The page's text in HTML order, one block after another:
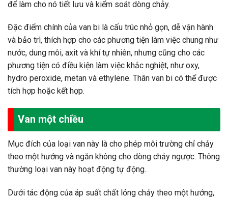
để làm cho nó tiết lưu và kiểm soát dòng chảy.
Đặc điểm chính của van bi là cấu trúc nhỏ gọn, dễ vận hành
và bảo trì, thích hợp cho các phương tiện làm việc chung như
nước, dung môi, axit và khí tự nhiên, nhưng cũng cho các
phương tiện có điều kiện làm việc khắc nghiệt, như oxy,
hydro peroxide, metan và ethylene. Thân van bi có thể được
tích hợp hoặc kết hợp.
Van một chiều
Mục đích của loại van này là cho phép môi trường chỉ chảy
theo một hướng và ngăn không cho dòng chảy ngược. Thông
thường loại van này hoạt động tự động.
Dưới tác động của áp suất chất lỏng chảy theo một hướng,